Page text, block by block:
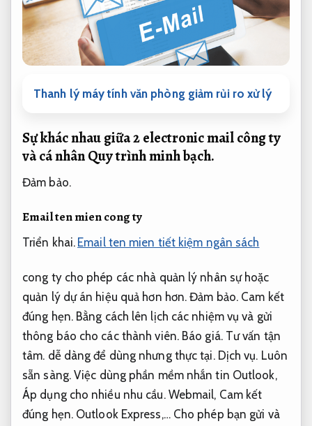
Thanh lý máy tính văn phòng giảm rủi ro xử lý
Sự khác nhau giữa 2 electronic mail công ty
và cá nhânQuy trình minh bạch.
Đảm bảo.
Email ten mien cong ty
Triển khai. Email ten mien tiết kiệm ngân sách
cong ty cho phép các nhà quản lý nhân sự hoặc
quản lý dự án hiệu quả hơn hơn.Đảm bảo. Cam kết
đúng hẹn.Bằng cách lên lịch các nhiệm vụ và gửi
thông báo cho các thành viên. Báo giá. Tư vấn tận
tâm. dễ dàng để dùng nhưng thực tại. Dịch vụ. Luôn
sẵn sàng.Việc dùng phần mềm nhắn tin Outlook,
Áp dụng cho nhiều nhu cầu.Webmail, Cam kết
đúng hẹn.Outlook Express,… Cho phép bạn gửi và